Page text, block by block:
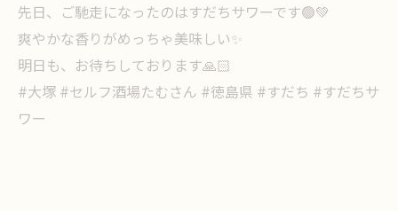
先日、ご馳走になったのはすだちサワーです🟢💚
爽やかな香りがめっちゃ美味しい✨
明日も、お待ちしております🙏🏻
#大塚 #セルフ酒場たむさん #徳島県 #すだち #すだちサ
ワー